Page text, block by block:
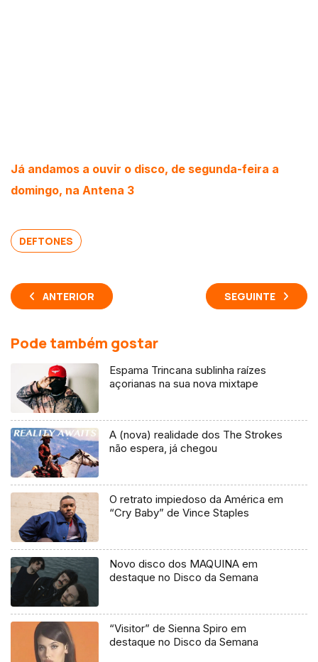
Já andamos a ouvir o disco, de segunda-feira a
domingo, na Antena 3
DEFTONES
ANTERIOR SEGUINTE
Pode também gostar
Espama Trincana sublinha raízes
açorianas na sua nova mixtape
A (nova) realidade dos The Strokes
não espera, já chegou
O retrato impiedoso da América em
“Cry Baby” de Vince Staples
Novo disco dos MAQUINA em
destaque no Disco da Semana
“Visitor” de Sienna Spiro em
destaque no Disco da Semana